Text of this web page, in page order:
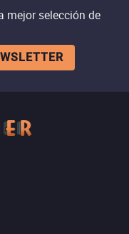
mejor selección de